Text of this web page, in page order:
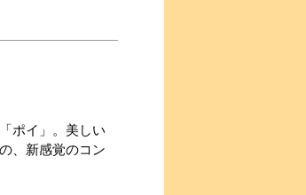
ポイ」。美しい
、新感覚のコン